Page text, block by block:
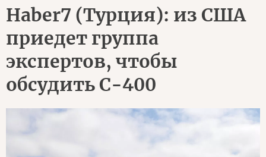
Haber7 (Турция): из США
приедет группа
экспертов, чтобы
обсудить С-400